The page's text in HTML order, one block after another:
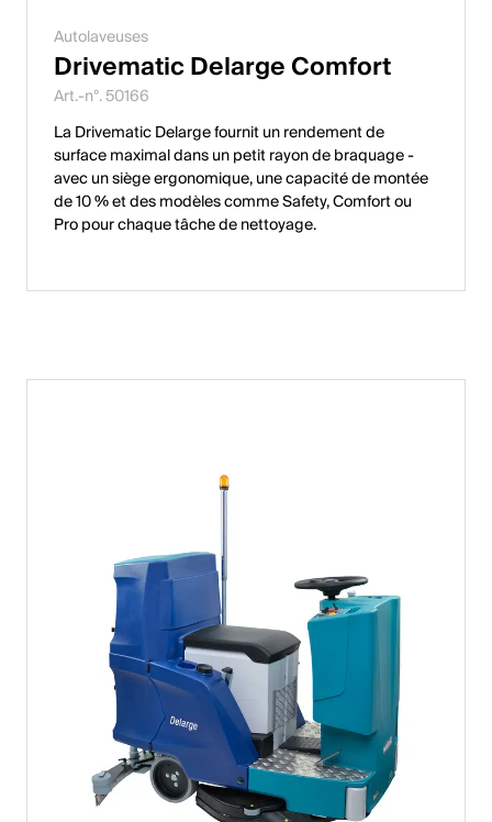
Autolaveuses
Drivematic Delarge Comfort
Art.-n°. 50166
La Drivematic Delarge fournit un rendement de
surface maximal dans un petit rayon de braquage -
avec un siège ergonomique, une capacité de montée
de 10 % et des modèles comme Safety, Comfort ou
Pro pour chaque tâche de nettoyage.